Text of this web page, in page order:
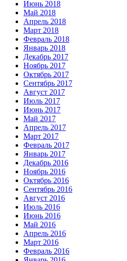
Июнь 2018
Май 2018
Апрель 2018
Март 2018
Февраль 2018
Январь 2018
Декабрь 2017
Ноябрь 2017
Октябрь 2017
Сентябрь 2017
Август 2017
Июль 2017
Июнь 2017
Май 2017
Апрель 2017
Март 2017
Февраль 2017
Январь 2017
Декабрь 2016
Ноябрь 2016
Октябрь 2016
Сентябрь 2016
Август 2016
Июль 2016
Июнь 2016
Май 2016
Апрель 2016
Март 2016
Февраль 2016